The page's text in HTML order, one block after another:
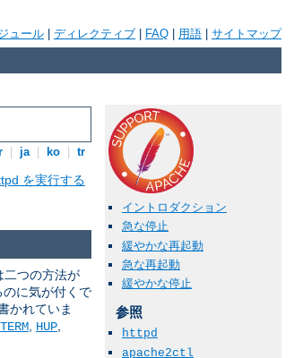
ュール ディレクティブ FAQ 用語 サイトマップ
ja ko tr
を実行する
イントロダクション
急な停止
緩やかな再起動
急な再起動
緩やかな停止
参照
httpd
apache2ctl
二つの方法が
に気が付くで
かれていま
TERM HUP